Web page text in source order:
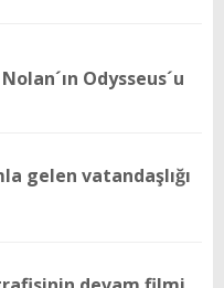
Odysseus´u
gelen vatandaşlığı